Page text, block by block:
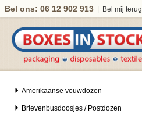
Bel ons: 06 12 902 913 Bel mij terug
Amerikaanse vouwdozen
Brievenbusdoosjes / Postdozen